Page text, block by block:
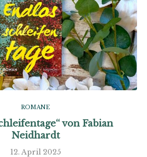
ROMANE
von Fabian
Neidhardt
12. April 2025